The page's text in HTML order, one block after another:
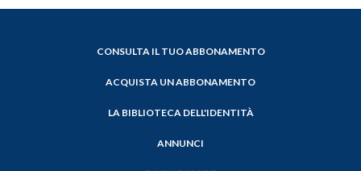
CONSULTA IL TUO ABBONAMENTO
ACQUISTA UN ABBONAMENTO
LA BIBLIOTECA DELL'IDENTITÀ
ANNUNCI